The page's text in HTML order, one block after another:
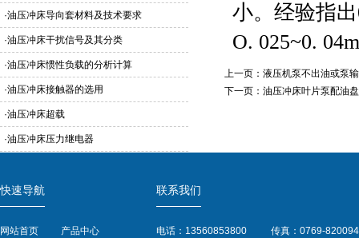
·油压冲床导向套材料及技术要求
·油压冲床干扰信号及其分类
·油压冲床惯性负载的分析计算
·油压冲床接触器的选用
·油压冲床超载
·油压冲床压力继电器
小。经验指
O. 025~0.
上一页： 液压机泵不出油或泵
下一页： 油压冲床叶片泵配油
快速导航
网站首页 产品中心
联系我们
电话：13560853800 传真：0769-